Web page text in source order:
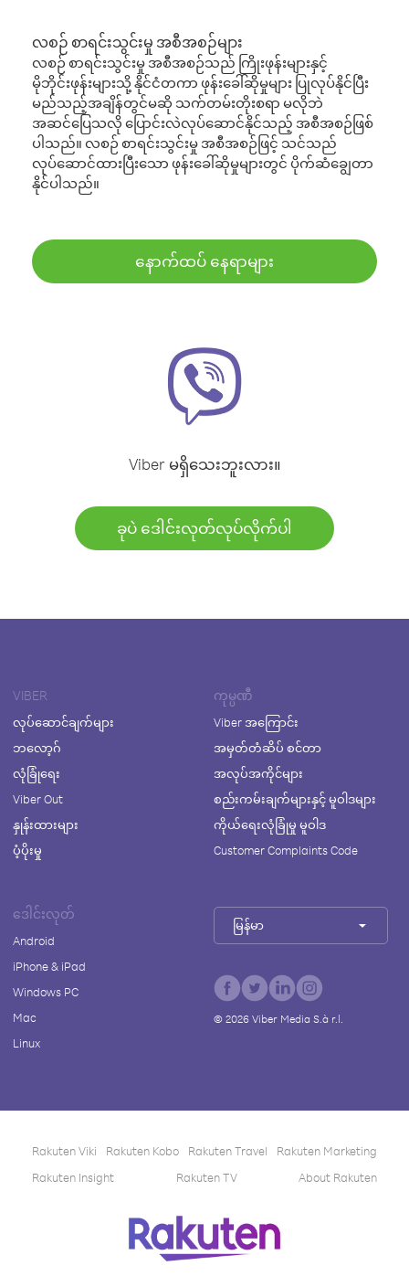
လစဉ် စာရင်းသွင်းမှု အစီအစဉ်များ
လစဉ် စာရင်းသွင်းမှု အစီအစဉ်သည် ကြိုးဖုန်းများနှင့်
မိုဘိုင်းဖုန်းများသို့ နိုင်ငံတကာ ဖုန်းခေါ်ဆိုမှုများ ပြုလုပ်နိုင်ပြီး
မည်သည့်အချိန်တွင်မဆို သက်တမ်းတိုးစရာ မလိုဘဲ
အဆင်ပြေသလို ပြောင်းလဲလုပ်ဆောင်နိုင်သည့် အစီအစဉ်ဖြစ်
ပါသည်။ လစဉ် စာရင်းသွင်းမှု အစီအစဉ်ဖြင့် သင်သည်
လုပ်ဆောင်ထားပြီးသော ဖုန်းခေါ်ဆိုမှုများတွင် ပိုက်ဆံချွေတာ
နိုင်ပါသည်။
နောက်ထပ် နေရာများ
Viber မရှိသေးဘူးလား။
ခုပဲ ဒေါင်းလုတ်လုပ်လိုက်ပါ
VIBER
လုပ်ဆောင်ချက်များ
ဘလော့ဂ်
လုံခြုံရေး
Viber Out
နှုန်းထားများ
ပံ့ပိုးမှု
ကုမ္ပဏီ
Viber အကြောင်း
အမှတ်တံဆိပ် စင်တာ
အလုပ်အကိုင်များ
စည်းကမ်းချက်များနှင့် မူဝါဒများ
ကိုယ်ရေးလုံခြုံမှု မူဝါဒ
Customer Complaints Code
ဒေါင်းလုတ်
Android
iPhone & iPad
Windows PC
Mac
Linux
မြန်မာ
© 2026Viber Media S.à r.l.
Rakuten Viki Rakuten Kobo Rakuten Travel
Rakuten Marketing
Rakuten Insight
Rakuten TV About Rakuten